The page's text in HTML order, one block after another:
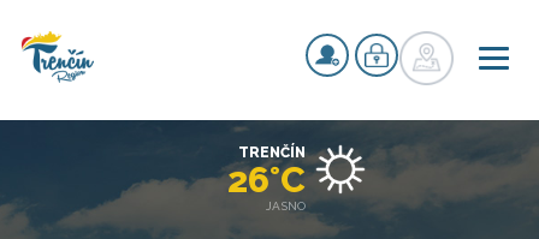
TRENČÍN
26°C
JASNO